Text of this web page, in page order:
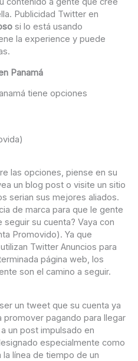
Publicidad Twitter en
si lo está usando
la experience y puede
Panamá
tiene opciones
las opciones, piense en su
un blog post o visite un sitio
serian sus mejores aliados.
de marca para que le gente
su cuenta? Vaya con
Promovido). Ya que
Twitter Anuncios para
página web, los
son el camino a seguir.
un tweet que su cuenta ya
pagando para llegar
un post impulsado en
especialmente como
la línea de tiempo de un